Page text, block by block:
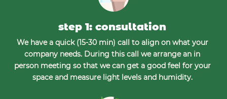
step 1: consultation
We have a quick (15-30 min) call to align on what your
company needs. During this call we arrange an in
person meeting so that we can get a good feel for your
space and measure light levels and humidity.